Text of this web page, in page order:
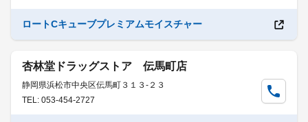
ロートCキューブプレミアムモイスチャー
杏林堂ドラッグストア 伝馬町店
静岡県浜松市中央区伝馬町３１３-２３
TEL: 053-454-2727